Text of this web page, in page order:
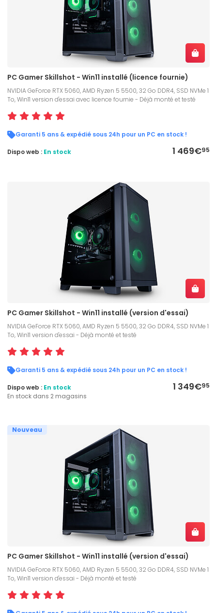
PC Gamer Skillshot - Win11 installé (licence fournie)
NVIDIA GeForce RTX 5060, AMD Ryzen 5 5500, 32 Go DDR4, SSD NVMe 1
To, Win11 version d'essai avec licence fournie - Déjà monté et testé
Garanti 5 ans & expédié sous 24h pour un PC en stock !
1 469€95
Dispo web : En stock
PC Gamer Skillshot - Win11 installé (version d'essai)
NVIDIA GeForce RTX 5060, AMD Ryzen 5 5500, 32 Go DDR4, SSD NVMe 1
To, Win11 version d'essai - Déjà monté et testé
Garanti 5 ans & expédié sous 24h pour un PC en stock !
1 349€95
Dispo web : En stock
En stock dans 2 magasins
Nouveau
PC Gamer Skillshot - Win11 installé (version d'essai)
NVIDIA GeForce RTX 5060, AMD Ryzen 5 5500, 32 Go DDR4, SSD NVMe 1
To, Win11 version d'essai - Déjà monté et testé